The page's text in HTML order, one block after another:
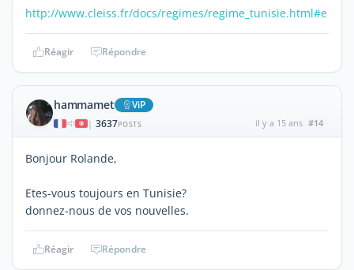
http://www.cleiss.fr/docs/regimes/regime_tunisie.html#e
Réagir Répondre
hammamet ViP
| 3637POSTS il y a 15 ans #14
Bonjour Rolande,
Etes-vous toujours en Tunisie?
donnez-nous de vos nouvelles.
Réagir Répondre